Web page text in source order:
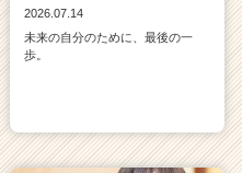
2026.07.14
未来の自分のために、最後の一
歩。